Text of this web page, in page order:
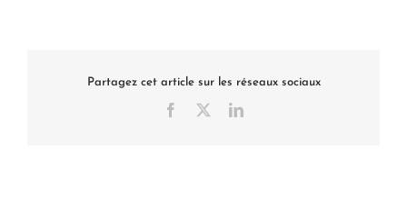
Partagez cet article sur les réseaux sociaux
Facebook LinkedIn